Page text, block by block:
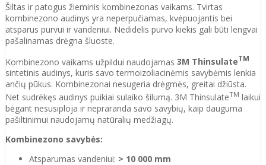
Šiltas ir patogus žieminis kombinezonas vaikams. Tvirtas
kombinezono audinys yra neperpučiamas, kvėpuojantis bei
atsparus purvui ir vandeniui. Nedidelis purvo kiekis gali būti lengvai
pašalinamas drėgna šluoste.
Kombinezono vaikams užpildui naudojamas 3M ThinsulateTM
sintetinis audinys, kuris savo termoizoliacinėmis savybėmis lenkia
ančių pūkus. Kombinezonai nesugeria drėgmės, greitai džiūsta.
Net sudrėkęs audinys puikiai sulaiko šilumą. 3M ThinsulateTM laikui
bėgant nesusiploja ir nepraranda savo savybių, kaip dauguma
pašiltinimui naudojamų natūralių medžiagų.
Kombinezono savybės:
Atsparumas vandeniui: > 10 000 mm